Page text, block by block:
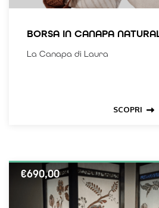
BORSA IN CANAPA
La Canapa di Laura
SCOPRI
€690,00